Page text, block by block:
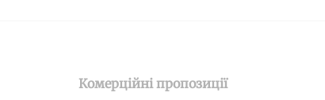
Комерційні пропозиції